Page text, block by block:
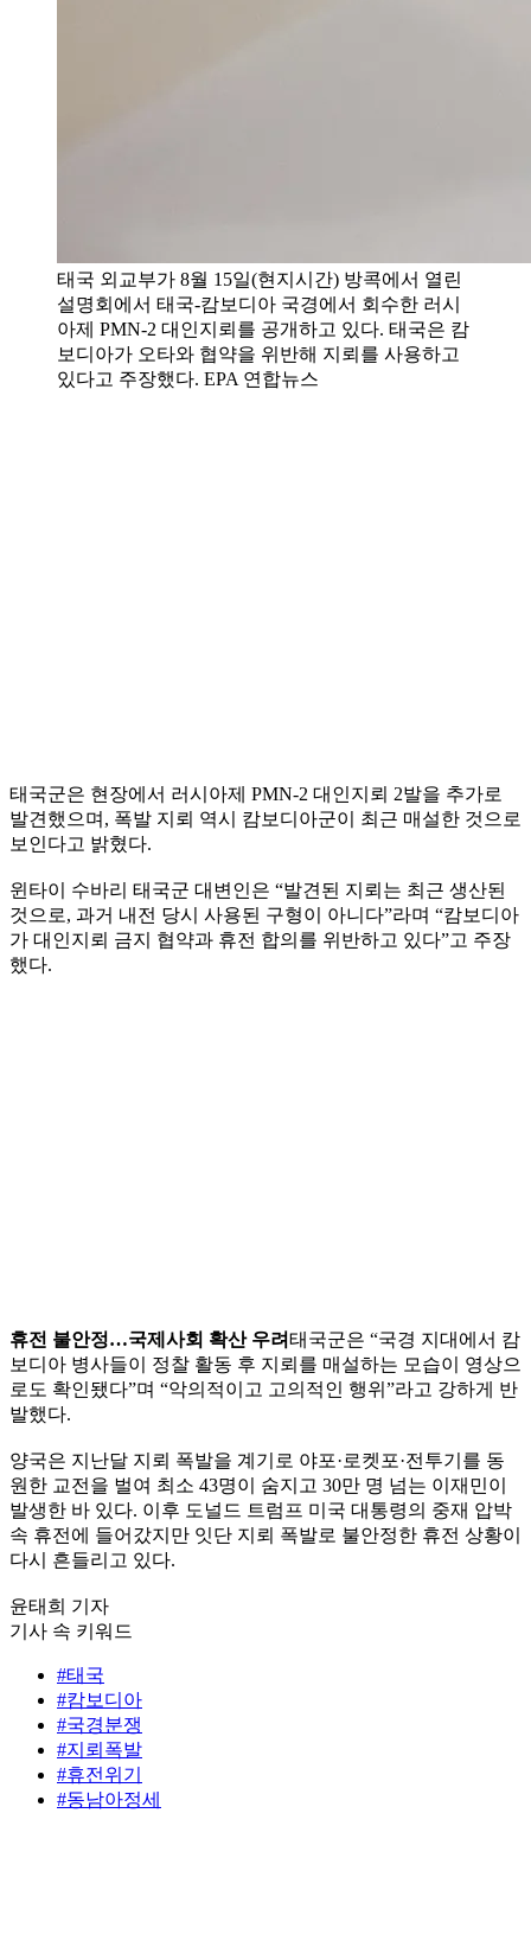
태국 외교부가 8월 15일(현지시간) 방콕에서 열린
설명회에서 태국-캄보디아 국경에서 회수한 러시
아제 PMN-2 대인지뢰를 공개하고 있다. 태국은 캄
보디아가 오타와 협약을 위반해 지뢰를 사용하고
있다고 주장했다. EPA 연합뉴스
태국군은 현장에서 러시아제 PMN-2 대인지뢰 2발을 추가로
발견했으며, 폭발 지뢰 역시 캄보디아군이 최근 매설한 것으로
보인다고 밝혔다.
윈타이 수바리 태국군 대변인은 “발견된 지뢰는 최근 생산된
것으로, 과거 내전 당시 사용된 구형이 아니다”라며 “캄보디아
가 대인지뢰 금지 협약과 휴전 합의를 위반하고 있다”고 주장
했다.
휴전 불안정…국제사회 확산 우려태국군은 “국경 지대에서 캄
보디아 병사들이 정찰 활동 후 지뢰를 매설하는 모습이 영상으
로도 확인됐다”며 “악의적이고 고의적인 행위”라고 강하게 반
발했다.
양국은 지난달 지뢰 폭발을 계기로 야포·로켓포·전투기를 동
원한 교전을 벌여 최소 43명이 숨지고 30만 명 넘는 이재민이
발생한 바 있다. 이후 도널드 트럼프 미국 대통령의 중재 압박
속 휴전에 들어갔지만 잇단 지뢰 폭발로 불안정한 휴전 상황이
다시 흔들리고 있다.
윤태희 기자
기사 속 키워드
#태국
#캄보디아
#국경분쟁
#지뢰폭발
#휴전위기
#동남아정세